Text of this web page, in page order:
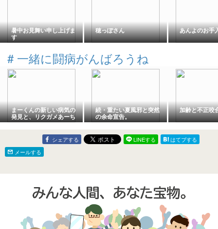
暑中お見舞い申し上げま
す
穂っぽさん あんよのお手
# 一緒に闘病がんばろうね
まーくんの新しい病気の
発見と、リクガメあーち
ゃんとのお別れ。
続・重たい夏風邪と突然
の余命宣告。
加齢と不正咬
シェアする LINEする
はてブする
メールする